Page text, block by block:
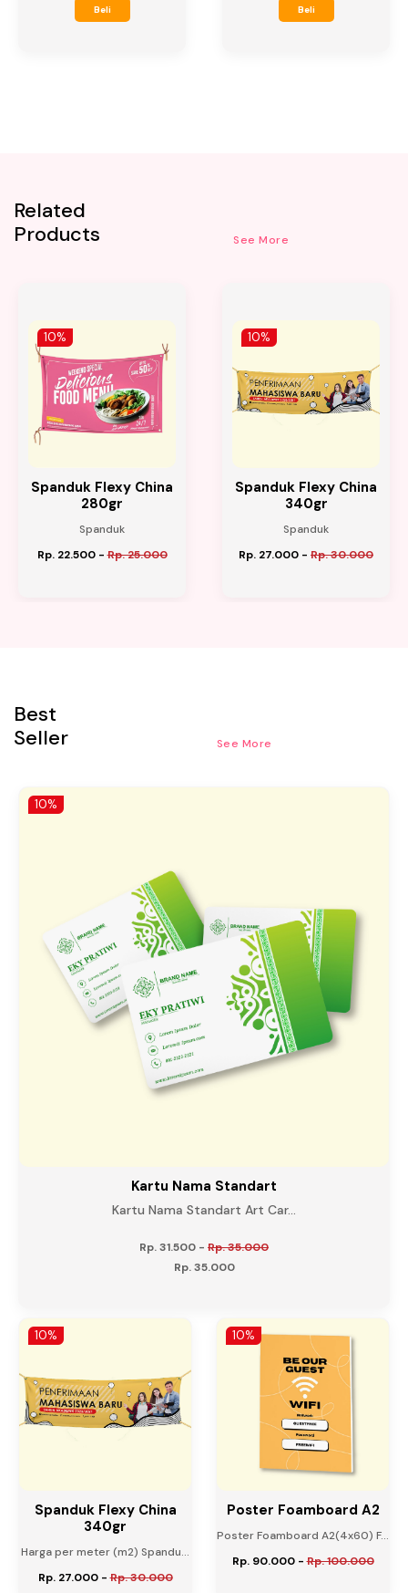
Beli Beli
Related
Products
See More
10%
Spanduk Flexy China
280gr
Spanduk
Rp. 22.500-Rp. 25.000
10%
Spanduk Flexy China
340gr
Spanduk
Rp. 27.000 - Rp. 30.000
Best
Seller
See More
10%
Kartu Nama Standart
Kartu Nama Standart Art Car...
Rp. 31.500 - Rp. 35.000
Rp. 35.000
10%
Spanduk Flexy China
340gr
Harga per meter (m2) Spandu...
Rp. 27.000-Rp. 30.000
10%
Poster Foamboard A2
Poster Foamboard A2(4x60) F...
Rp. 90.000-Rp. 100.000